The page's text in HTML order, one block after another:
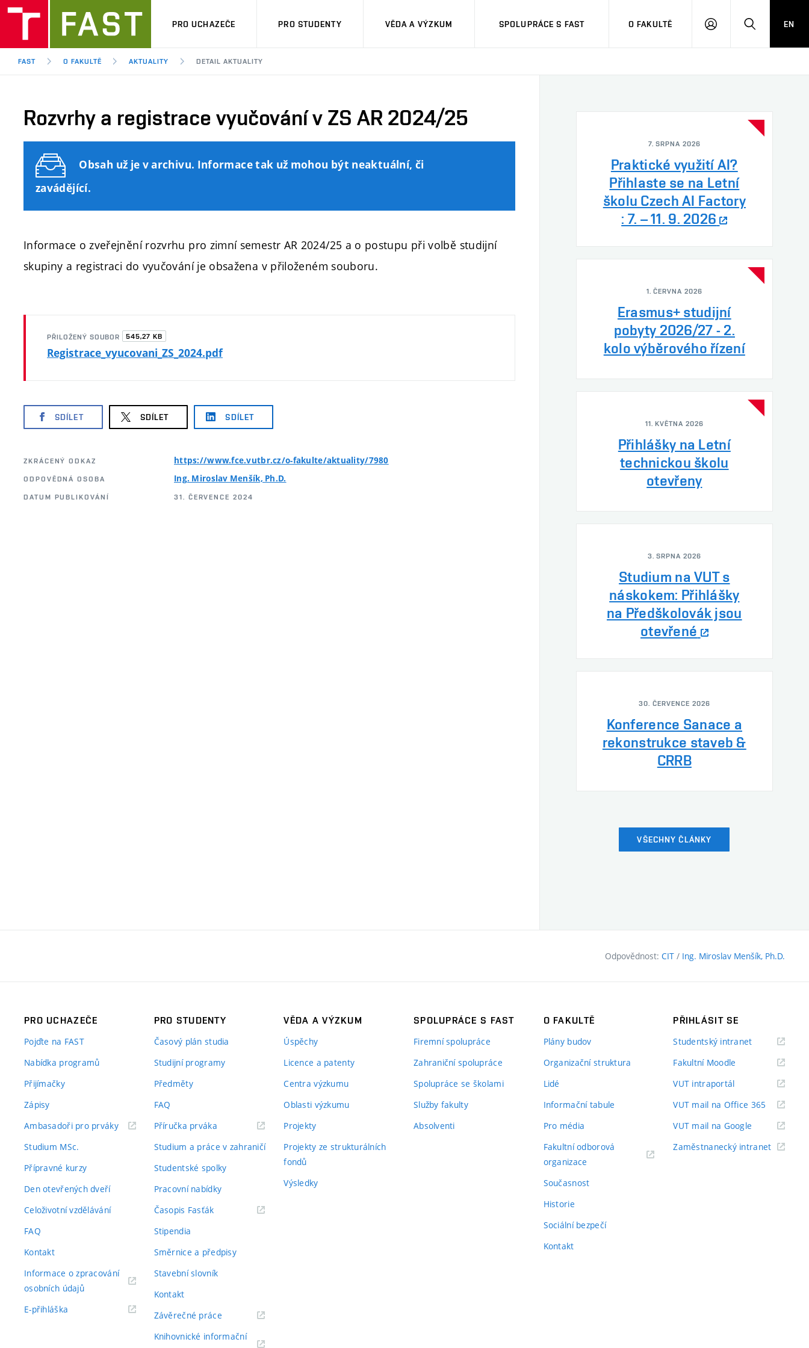
PRO UCHAZEČE PRO STUDENTY VĚDA A VÝZKUM SPOLUPRÁCE S FAST O FAKULTĚ
PŘIHLÁSITHLEDAT
EN
FAST O FAKULTĚ AKTUALITY DETAIL AKTUALITY
Rozvrhy a registrace vyučování v ZS AR 2024/25
Obsah už je v archivu. Informace tak už mohou být neaktuální, či
zavádějící.
Informace o zveřejnění rozvrhu pro zimní semestr AR 2024/25 a o postupu při volbě studijní
skupiny a registraci do vyučování je obsažena v přiloženém souboru.
PŘILOŽENÝ SOUBOR 545,27 KB
Registrace_vyucovani_ZS_2024.pdf
SDÍLET SDÍLET SDÍLET
ZKRÁCENÝ ODKAZ https://www.fce.vutbr.cz/o-fakulte/aktuality/7980
ODPOVĚDNÁ OSOBA Ing. Miroslav Menšík, Ph.D.
DATUM PUBLIKOVÁNÍ 31. ČERVENCE 2024
7. SRPNA 2026
Praktické využití AI?
Přihlaste se na Letní
školu Czech AI Factory
: 7. – 11. 9. 2026
1. ČERVNA 2026
Erasmus+ studijní
pobyty 2026/27 - 2.
kolo výběrového řízení
11. KVĚTNA 2026
Přihlášky na Letní
technickou školu
otevřeny
3. SRPNA 2026
Studium na VUT s
náskokem: Přihlášky
na Předškolovák jsou
otevřené
30. ČERVENCE 2026
Konference Sanace a
rekonstrukce staveb &
CRRB
VŠECHNY ČLÁNKY
Odpovědnost: CIT / Ing. Miroslav Menšík, Ph.D.
PRO UCHAZEČE
Pojďte na FAST
Nabídka programů
Přijímačky
Zápisy
Ambasadoři pro prváky(externí
Studium MSc.
Přípravné kurzy
Den otevřených dveří
Celoživotní vzdělávání
FAQ
Kontakt
Informace o zpracování
osobních údajů(externí
E-přihláška
PRO STUDENTY
Časový plán studia
Studijní programy
Předměty
FAQ
Příručka prváka(externí
Studium a práce v zahraničí
Studentské spolky
Pracovní nabídky
Časopis Fasťák(externí
Stipendia
Směrnice a předpisy
Stavební slovník
Kontakt
Závěrečné práce(externí
Knihovnické informační
VĚDA A VÝZKUM
Úspěchy
Licence a patenty
Centra výzkumu
Oblasti výzkumu
Projekty
Projekty ze strukturálních
fondů
Výsledky
SPOLUPRÁCE S FAST
Firemní spolupráce
Zahraniční spolupráce
Spolupráce se školami
Služby fakulty
Absolventi
O FAKULTĚ
Plány budov
Organizační struktura
Lidé
Informační tabule
Pro média
Fakultní odborová
organizace
Současnost
Historie
Sociální bezpečí
Kontakt
PŘIHLÁSIT SE
Studentský intranet(externí
Fakultní Moodle
VUT intraportál(externí
VUT mail na Office 365 (externí
odkaz)
VUT mail na Google (externí
Zaměstnanecký intranet(externí